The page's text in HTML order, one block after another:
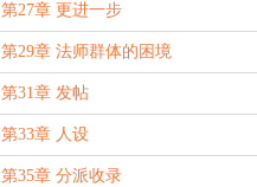
第27章 更进一步
第29章 法师群体的困境
第31章 发帖
第33章 人设
第35章 分派收录